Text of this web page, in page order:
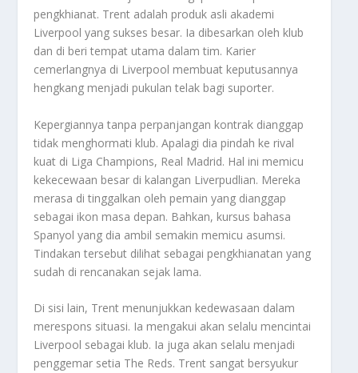
pengkhianat. Trent adalah produk asli akademi
Liverpool yang sukses besar. Ia dibesarkan oleh klub
dan di beri tempat utama dalam tim. Karier
cemerlangnya di Liverpool membuat keputusannya
hengkang menjadi pukulan telak bagi suporter.
Kepergiannya tanpa perpanjangan kontrak dianggap
tidak menghormati klub. Apalagi dia pindah ke rival
kuat di Liga Champions, Real Madrid. Hal ini memicu
kekecewaan besar di kalangan Liverpudlian. Mereka
merasa di tinggalkan oleh pemain yang dianggap
sebagai ikon masa depan. Bahkan, kursus bahasa
Spanyol yang dia ambil semakin memicu asumsi.
Tindakan tersebut dilihat sebagai pengkhianatan yang
sudah di rencanakan sejak lama.
Di sisi lain, Trent menunjukkan kedewasaan dalam
merespons situasi. Ia mengakui akan selalu mencintai
Liverpool sebagai klub. Ia juga akan selalu menjadi
penggemar setia The Reds. Trent sangat bersyukur